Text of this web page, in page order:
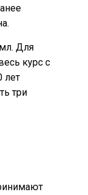
Для
курс с
лет
три